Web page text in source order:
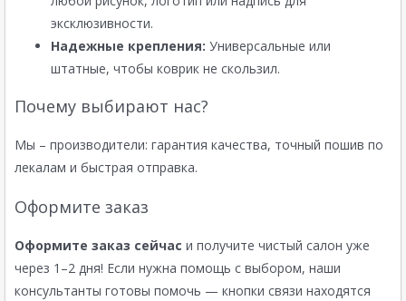
эксклюзивности.
Надежные крепления: Универсальные или
штатные, чтобы коврик не скользил.
Почему выбирают нас?
Мы – производители: гарантия качества, точный пошив по
лекалам и быстрая отправка.
Оформите заказ
Оформите заказ сейчас и получите чистый салон уже
через 1–2 дня! Если нужна помощь с выбором, наши
консультанты готовы помочь — кнопки связи находятся